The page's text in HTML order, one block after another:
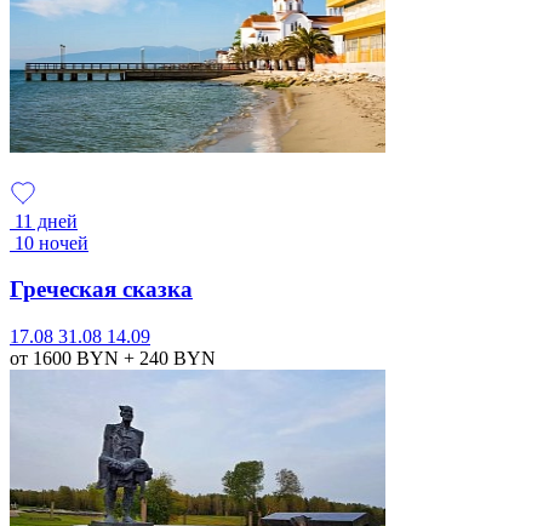
11 дней
10 ночей
Греческая сказка
17.08 31.08 14.09
от 1600 BYN + 240 BYN